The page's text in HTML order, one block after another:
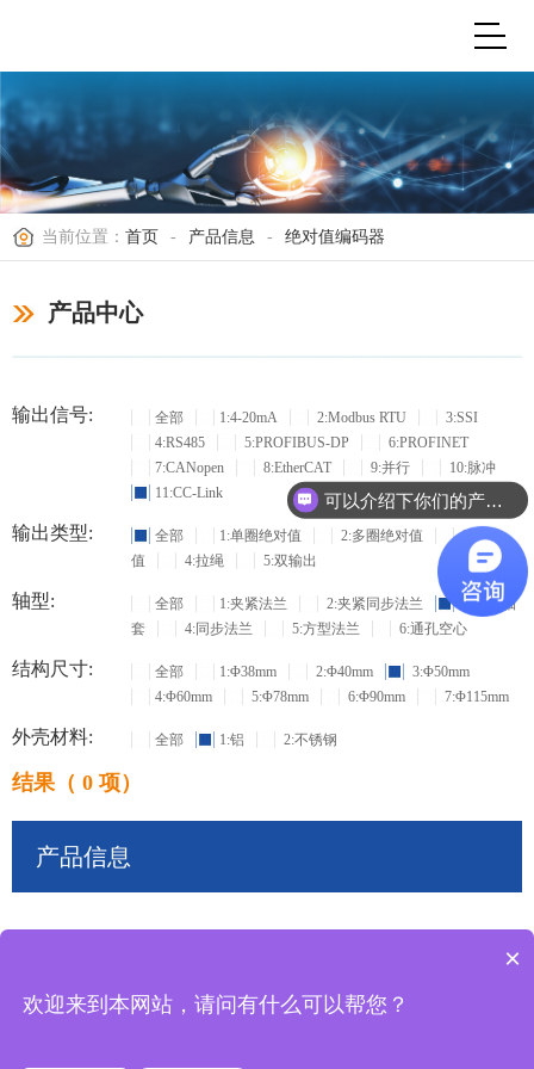
当前位置： 首页 - 产品信息 - 绝对值编码器
产品中心
输出信号: 全部 1:4-20mA 2:Modbus RTU
3:SSI
4:RS485
5:PROFIBUS-DP
6:PROFINET
7:CANopen
8:EtherCAT 9:并行
10:脉冲
11:CC-Link
输出类型: 全部 1:单圈绝对值 2:多圈绝对值
3:增量
值
4:拉绳 5:双输出
轴型: 全部 1:夹紧法兰 2:夹紧同步法兰
3:盲孔轴
套
4:同步法兰 5:方型法兰 6:通孔空心
结构尺寸: 全部 1:Φ38mm 2:Φ40mm
3:Φ50mm
4:Φ60mm
5:Φ78mm 6:Φ90mm 7:Φ115mm
外壳材料: 全部 1:铝 2:不锈钢
结果（ 0 项）
产品信息
可以介绍下你们的产品么？
×
欢迎来到本网站，请问有什么可以帮您？